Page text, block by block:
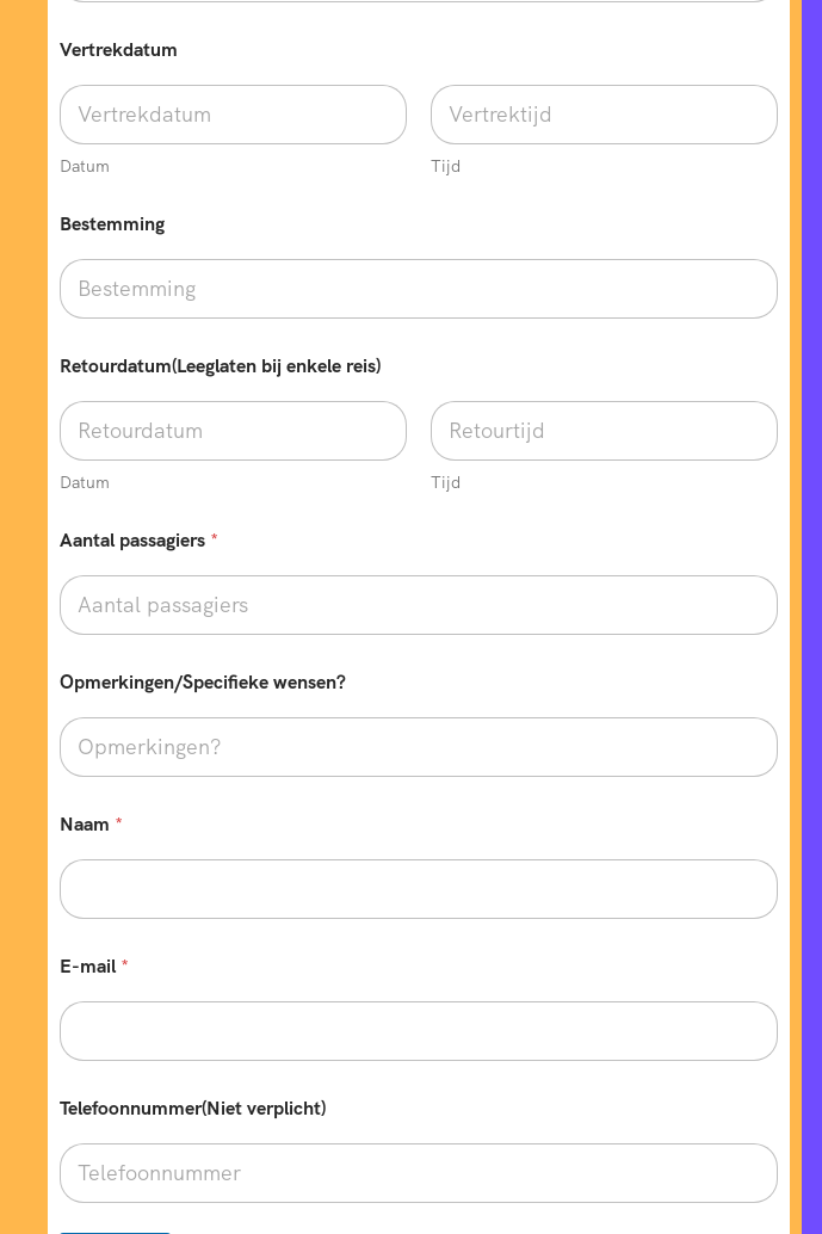
Vertrekdatum
Datum Tijd
Bestemming
i
*
B
e
s
e
m
m
i
n
Retourdatum(Leeglaten bij enkele reis)
Datum Tijd
Aantal passagiers *
Opmerkingen/Specifieke wensen?
Naam *
E-mail *
Telefoonnummer(Niet verplicht)